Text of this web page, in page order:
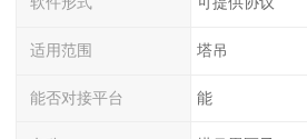
适用范围 塔吊
能否对接平台 能